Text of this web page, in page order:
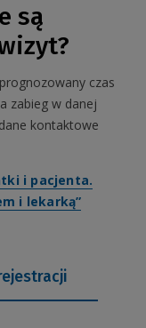
są
czas
zabieg w danej
kontaktowe
i pacjenta.
i lekarką”